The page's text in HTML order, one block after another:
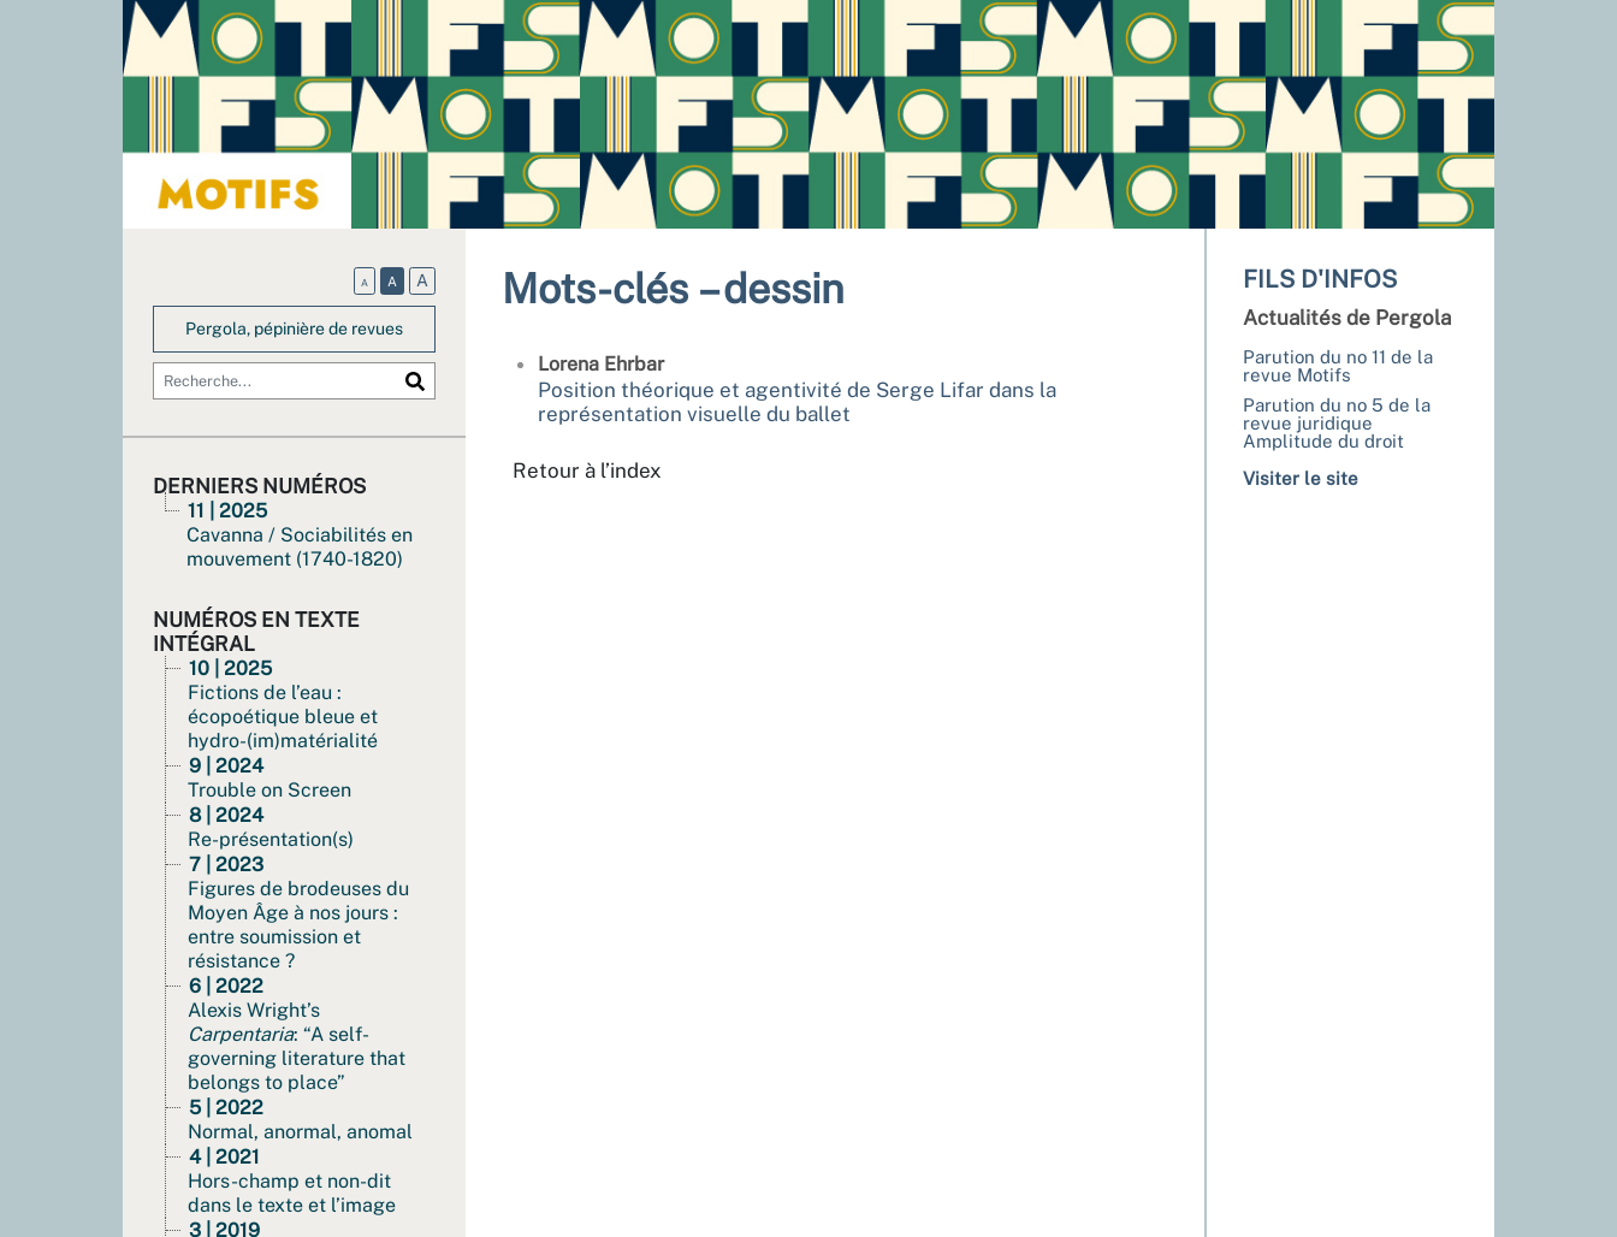
A A A
Pergola, pépinière de revues
DERNIERS NUMÉROS
11 | 2025
Cavanna / Sociabilités en
mouvement (1740-1820)
NUMÉROS EN TEXTE
INTÉGRAL
10 | 2025
Fictions de l’eau :
écopoétique bleue et
hydro-(im)matérialité
9 | 2024
Trouble on Screen
8 | 2024
Re-présentation(s)
7 | 2023
Figures de brodeuses du
Moyen Âge à nos jours :
entre soumission et
résistance ?
6 | 2022
Alexis Wright’s
Carpentaria: “A self-
governing literature that
belongs to place”
5 | 2022
Normal, anormal, anomal
4 | 2021
Hors-champ et non-dit
dans le texte et l’image
3 | 2019
Mots-clés – dessin
Lorena Ehrbar
Position théorique et agentivité de Serge Lifar dans la
représentation visuelle du ballet
Retour à l’index
FILS D'INFOS
Actualités de Pergola
Parution du no 11 de la
revue Motifs
Parution du no 5 de la
revue juridique
Amplitude du droit
Visiter le site